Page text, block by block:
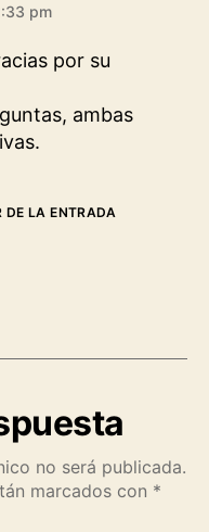
pm
por su
ambas
DE LA ENTRADA
no será publicada.
marcados con *